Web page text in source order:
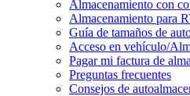
Almacenamiento con
Almacenamiento para
Guía de tamaños de
Acceso en vehículo/
Pagar mi factura de
Preguntas frecuentes
Consejos de